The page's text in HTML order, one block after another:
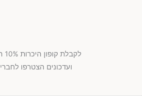
לקבלת קופון היכרות 10% הנחה
ועדכונים הצטרפו לחברים